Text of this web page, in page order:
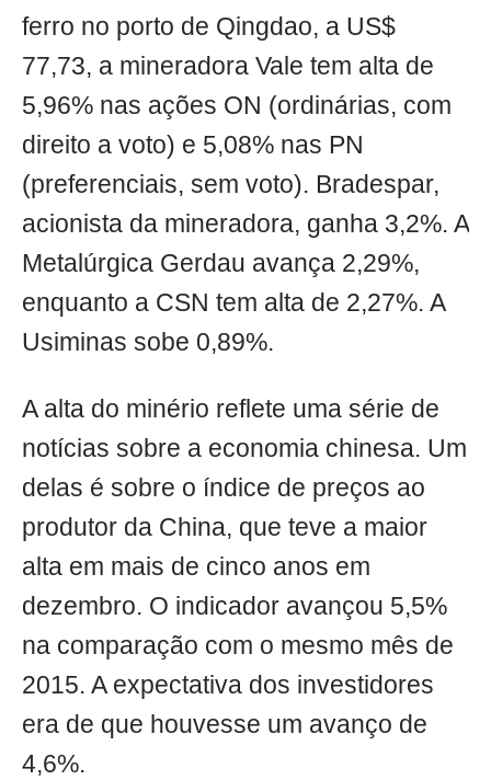
ferro no porto de Qingdao, a US$
77,73, a mineradora Vale tem alta de
5,96% nas ações ON (ordinárias, com
direito a voto) e 5,08% nas PN
(preferenciais, sem voto). Bradespar,
acionista da mineradora, ganha 3,2%. A
Metalúrgica Gerdau avança 2,29%,
enquanto a CSN tem alta de 2,27%. A
Usiminas sobe 0,89%.
A alta do minério reflete uma série de
notícias sobre a economia chinesa. Um
delas é sobre o índice de preços ao
produtor da China, que teve a maior
alta em mais de cinco anos em
dezembro. O indicador avançou 5,5%
na comparação com o mesmo mês de
2015. A expectativa dos investidores
era de que houvesse um avanço de
4,6%.